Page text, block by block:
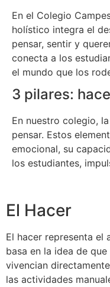
En el Colegio
holístico integra el
pensar, sentir y
conecta a los
el mundo que los
3 pilares:
En nuestro colegio,
pensar. Estos
emocional, su
los estudiantes,
El Hacer
El hacer representa el
basa en la idea de
vivencian
las actividades